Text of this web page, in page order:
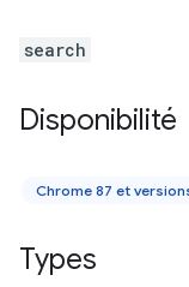
search
Disponibilité
Chrome 87 et
Types